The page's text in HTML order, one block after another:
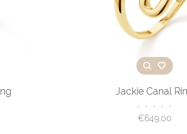
Jackie Canal
• • • • •
€649,00